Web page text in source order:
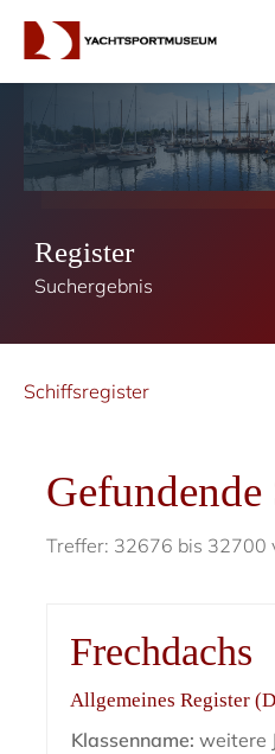
Register
Suchergebnis
Schiffsregister
Treffer: 32676 bis 32700
Frechdachs
Allgemeines Register
Klassenname: weitere